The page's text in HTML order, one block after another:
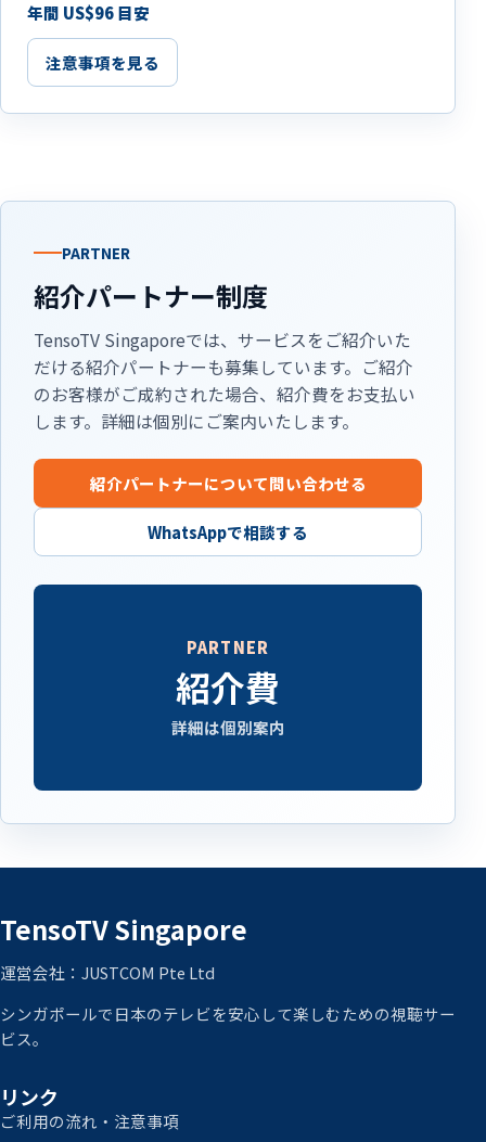
年間 US$96 目安
注意事項を見る
PARTNER
紹介パートナー制度
TensoTV Singaporeでは、サービスをご紹介いた
だける紹介パートナーも募集しています。ご紹介
のお客様がご成約された場合、紹介費をお支払い
します。詳細は個別にご案内いたします。
紹介パートナーについて問い合わせる
WhatsAppで相談する
PARTNER
紹介費
詳細は個別案内
TensoTV Singapore
運営会社：JUSTCOM Pte Ltd
シンガポールで日本のテレビを安心して楽しむための視聴サー
ビス。
リンク
ご利用の流れ・注意事項